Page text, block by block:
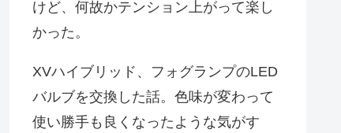
けど、何故かテンション上がって楽し
かった。
XVハイブリッド、フォグランプのLED
バルブを交換した話。色味が変わって
使い勝手も良くなったような気がす